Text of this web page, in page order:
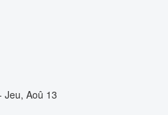
Jeu, Aoû 13